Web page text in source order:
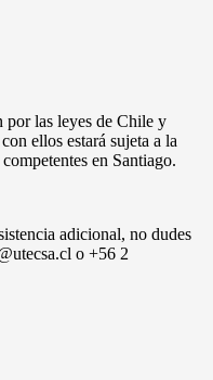
por las leyes de Chile y
ellos estará sujeta a la
en Santiago.
adicional, no dudes
o +56 2